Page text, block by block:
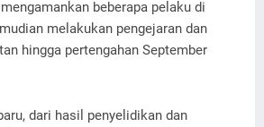
beberapa pelaku di
melakukan pengejaran dan
hingga pertengahan September
dari hasil penyelidikan dan